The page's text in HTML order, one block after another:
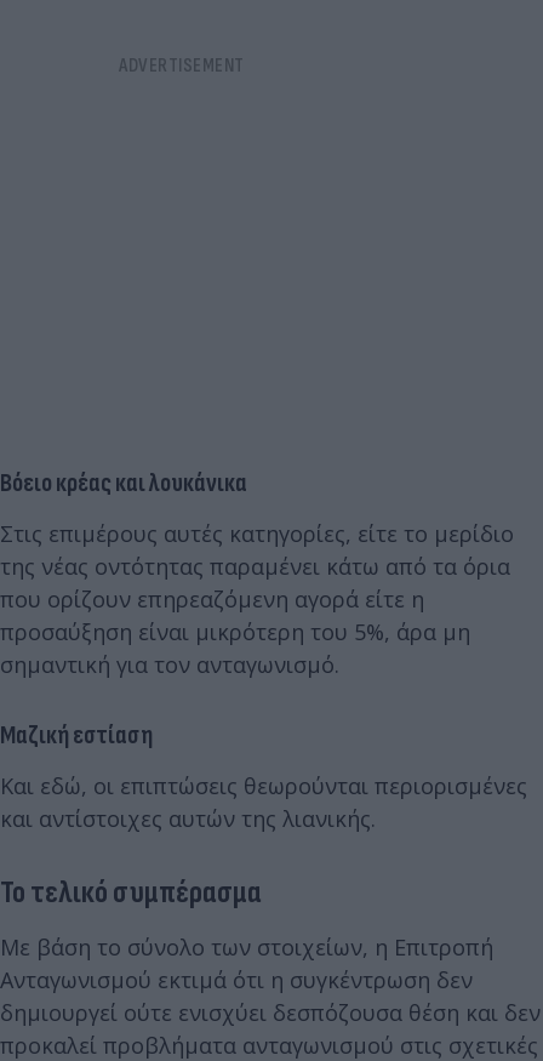
Βόειο κρέας και λουκάνικα
Στις επιμέρους αυτές κατηγορίες, είτε το μερίδιο
της νέας οντότητας παραμένει κάτω από τα όρια
που ορίζουν επηρεαζόμενη αγορά είτε η
προσαύξηση είναι μικρότερη του 5%, άρα μη
σημαντική για τον ανταγωνισμό.
Μαζική εστίαση
Και εδώ, οι επιπτώσεις θεωρούνται περιορισμένες
και αντίστοιχες αυτών της λιανικής.
Το τελικό συμπέρασμα
Με βάση το σύνολο των στοιχείων, η Επιτροπή
Ανταγωνισμού εκτιμά ότι η συγκέντρωση δεν
δημιουργεί ούτε ενισχύει δεσπόζουσα θέση και δεν
προκαλεί προβλήματα ανταγωνισμού στις σχετικές